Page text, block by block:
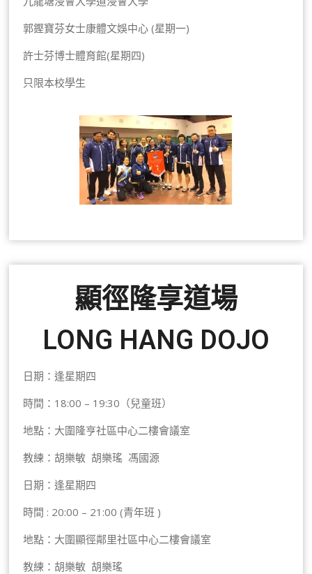
郭鏗寶芬女士康體文娛中心 (星期一)
許士芬博士體育館(星期四)
只限本校學生
顯徑隆享道場
LONG HANG DOJO
日期：逢星期四
時間：18:00 – 19:30（兒童班）
地點：大圍隆亨社區中心二樓會議室
教練：胡樂敏 胡樂瑤 馮國源
日期：逢星期四
時間 : 20:00 – 21:00 (青年班 )
地點：大圍顯徑鄰里社區中心二樓會議室
教練：胡樂敏 胡樂瑤